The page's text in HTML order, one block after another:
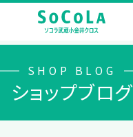
SHOP BLOG
ショップブログ